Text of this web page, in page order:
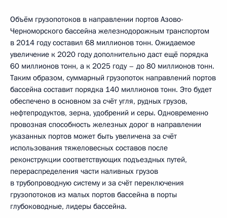
Объём грузопотоков в направлении портов Азово-
Черноморского бассейна железнодорожным транспортом
в 2014 году составил 68 миллионов тонн. Ожидаемое
увеличение к 2020 году дополнительно даст ещё порядка
60 миллионов тонн, а к 2025 году – до 80 миллионов тонн.
Таким образом, суммарный грузопоток направлений портов
бассейна составит порядка 140 миллионов тонн. Это будет
обеспечено в основном за счёт угля, рудных грузов,
нефтепродуктов, зерна, удобрений и серы. Одновременно
провозная способность железных дорог в направлении
указанных портов может быть увеличена за счёт
использования тяжеловесных составов после
реконструкции соответствующих подъездных путей,
перераспределения части наливных грузов
в трубопроводную систему и за счёт переключения
грузопотоков из малых портов бассейна в порты
глубоководные, лидеры бассейна.